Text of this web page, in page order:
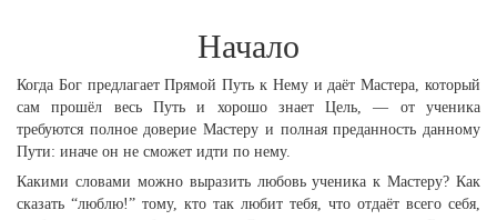
Начало
Когда Бог предлагает Прямой Путь к Нему и даёт Мастера, который
сам прошёл весь Путь и хорошо знает Цель, — от ученика
требуются полное доверие Мастеру и полная преданность данному
Пути: иначе он не сможет идти по нему.
Какими словами можно выразить любовь ученика к Мастеру? Как
сказать “люблю!” тому, кто так любит тебя, что отдаёт всего себя,